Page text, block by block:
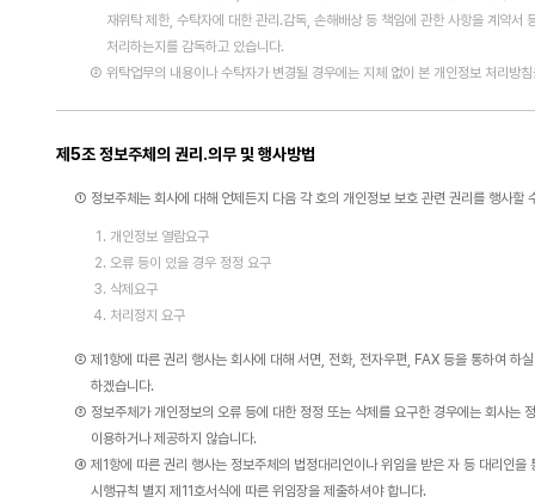
재위탁 제한, 수탁자에 대한 관리.감독, 손해배상 등 책임에 관한 사항을 계약서
처리하는지를 감독하고 있습니다.
② 위탁업무의 내용이나 수탁자가 변경될 경우에는 지체 없이 본 개인정보 처리방
제5조 정보주체의 권리.의무 및 행사방법
① 정보주체는 회사에 대해 언제든지 다음 각 호의 개인정보 보호 관련 권리를 행사할
개인정보 열람요구
오류 등이 있을 경우 정정 요구
삭제요구
처리정지 요구
② 제1항에 따른 권리 행사는 회사에 대해 서면, 전화, 전자우편, FAX 등을 통하여 하
하겠습니다.
③ 정보주체가 개인정보의 오류 등에 대한 정정 또는 삭제를 요구한 경우에는 회사는
이용하거나 제공하지 않습니다.
④ 제1항에 따른 권리 행사는 정보주체의 법정대리인이나 위임을 받은 자 등 대리인을
시행규칙 별지 제11호서식에 따른 위임장을 제출하셔야 합니다.